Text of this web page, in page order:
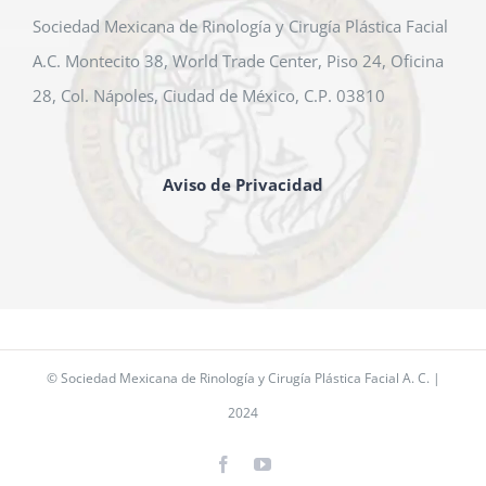
Sociedad Mexicana de Rinología y Cirugía Plástica Facial
A.C. Montecito 38, World Trade Center, Piso 24, Oficina
28, Col. Nápoles, Ciudad de México, C.P. 03810
Aviso de Privacidad
© Sociedad Mexicana de Rinología y Cirugía Plástica Facial A. C. |
2024
FacebookYouTube